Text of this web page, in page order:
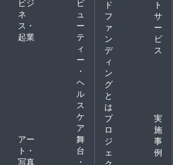
ネ
ス・
起業
ュ
ー
テ
ィ
ー
・
ヘ
ル
ス
ケ
ア
アー
ト・
写真
舞
台
・
ド
フ
ァ
ン
デ
ィ
ン
グ
と
は
ト
サ
ー
ビ
ス
プ
ロ
ジ
ェ
実
施
事
例